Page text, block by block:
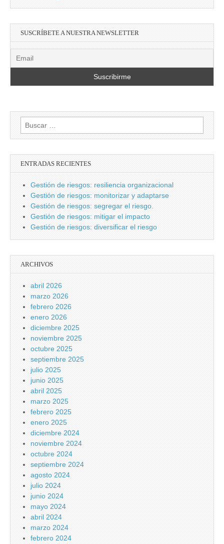
SUSCRÍBETE A NUESTRA NEWSLETTER
Buscar:
ENTRADAS RECIENTES
Gestión de riesgos: resiliencia organizacional
Gestión de riesgos: monitorizar y adaptarse
Gestión de riesgos: segregar el riesgo.
Gestión de riesgos: mitigar el impacto
Gestión de riesgos: diversificar el riesgo
ARCHIVOS
abril 2026
marzo 2026
febrero 2026
enero 2026
diciembre 2025
noviembre 2025
octubre 2025
septiembre 2025
julio 2025
junio 2025
abril 2025
marzo 2025
febrero 2025
enero 2025
diciembre 2024
noviembre 2024
octubre 2024
septiembre 2024
agosto 2024
julio 2024
junio 2024
mayo 2024
abril 2024
marzo 2024
febrero 2024